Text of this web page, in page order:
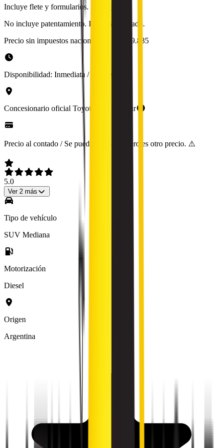
Incluye flete y formularios.
¿Qué es?
No incluye patentamiento. Precio al contado.
Precio sin impuestos nacionales:
$ 75.619.835
Disponibilidad: Inmediata / 30 días
Concesionario oficial Toyota GBA Sur
Precio al contado / Se puede financiar, pero es otro precio. ⚠️
5.0
Ver 2 más
Tipo de vehículo
SUV Mediana
Motorización
Diesel
Origen
Argentina